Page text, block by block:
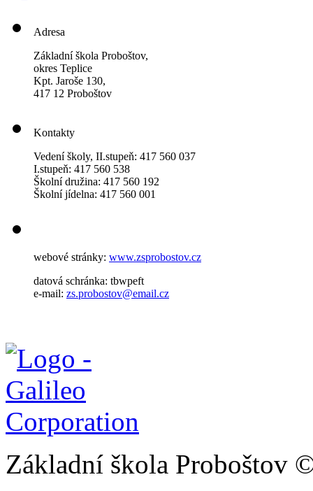
Adresa
Základní škola Proboštov,
okres Teplice
Kpt. Jaroše 130,
417 12 Proboštov
Kontakty
Vedení školy, II.stupeň: 417 560 037
I.stupeň: 417 560 538
Školní družina: 417 560 192
Školní jídelna: 417 560 001
webové stránky: www.zsprobostov.cz
datová schránka: tbwpeft
e-mail: zs.probostov@email.cz
Základní škola Proboštov